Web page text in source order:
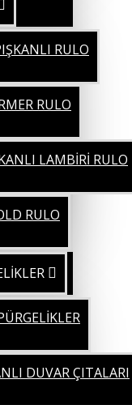
RULO
RULO
LAMBİRİ RULO
RULO
DUVAR ÇITALARI